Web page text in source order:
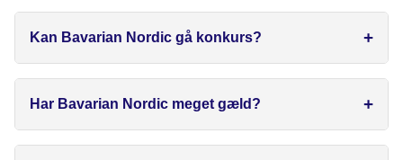
Kan Bavarian Nordic gå konkurs?
Har Bavarian Nordic meget gæld?